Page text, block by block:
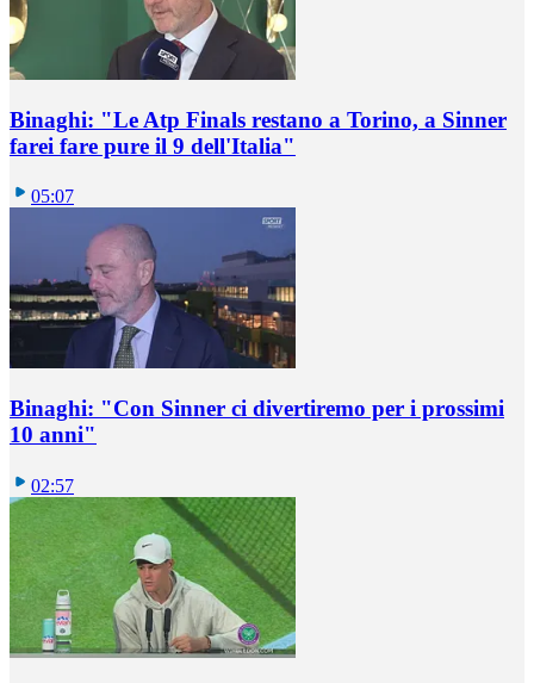
Binaghi: "Le Atp Finals restano a Torino, a Sinner
farei fare pure il 9 dell'Italia"
05:07
Binaghi: "Con Sinner ci divertiremo per i prossimi
10 anni"
02:57